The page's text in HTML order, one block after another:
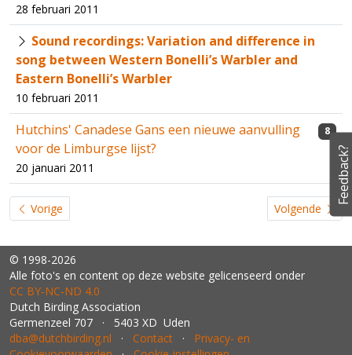
28 februari 2011
Sound recordings: Variation and difference in
song between Western Bonelli’s Warbler and
Eastern Bonelli’s Warbler
10 februari 2011
Hutchins' Canadese Gans een nieuwe aanvulling
voor de Limburgse lijst?
20 januari 2011
8
Vorige Volgende
© 1998-2026
Alle foto's en content op deze website gelicenseerd onder
CC BY‑NC‑ND 4.0
Dutch Birding Association
Germenzeel 707 · 5403 XD Uden
dba@dutchbirding.nl · Contact · Privacy- en
Feedback?